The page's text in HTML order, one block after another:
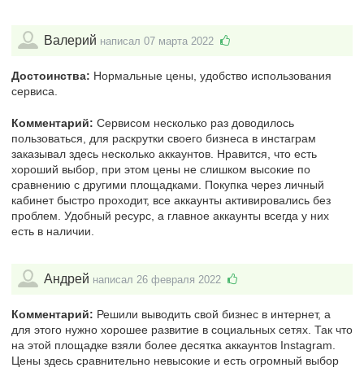
Валерий написал 07 марта 2022
Достоинства: Нормальные цены, удобство использования
сервиса.
Комментарий: Сервисом несколько раз доводилось
пользоваться, для раскрутки своего бизнеса в инстаграм
заказывал здесь несколько аккаунтов. Нравится, что есть
хороший выбор, при этом цены не слишком высокие по
сравнению с другими площадками. Покупка через личный
кабинет быстро проходит, все аккаунты активировались без
проблем. Удобный ресурс, а главное аккаунты всегда у них
есть в наличии.
Андрей написал 26 февраля 2022
Комментарий: Решили выводить свой бизнес в интернет, а
для этого нужно хорошее развитие в социальных сетях. Так что
на этой площадке взяли более десятка аккаунтов Instagram.
Цены здесь сравнительно невысокие и есть огромный выбор